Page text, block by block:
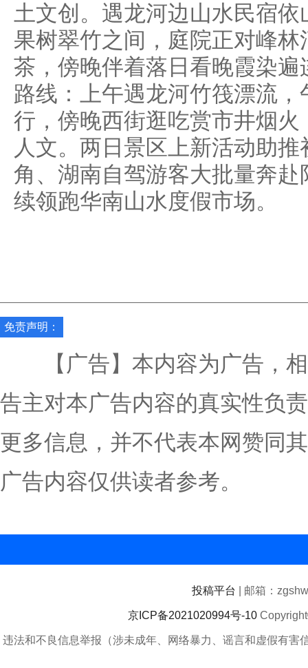
土文创。遇龙河边山水民宿
果树翠竹之间，庭院正对峰
茶，傍晚伴着落日看晚霞染
路线：上午遇龙河竹筏漂流
行，傍晚西街逛吃赏市井烟
人文。两日景区上新活动助
角、湖南自驾游客大批量奔
续领跑华南山水度假市场。
免责声明：
【广告】本内容为广告，相
告主对本广告内容的真实性负
更多信息，并不代表本网赞同
广告内容仅供读者参考。
投稿平台 | 邮箱：
京ICP备2021020994号-10
违法和不良信息举报（涉未成年、网络暴力、谣言和虚假有